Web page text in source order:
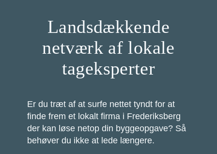
Landsdækkende
netværk af lokale
tageksperter
Er du træt af at surfe nettet tyndt for at
finde frem et lokalt firma i Frederiksberg
der kan løse netop din byggeopgave? Så
behøver du ikke at lede længere.